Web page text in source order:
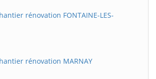
rénovation FONTAINE-LES-
rénovation MARNAY